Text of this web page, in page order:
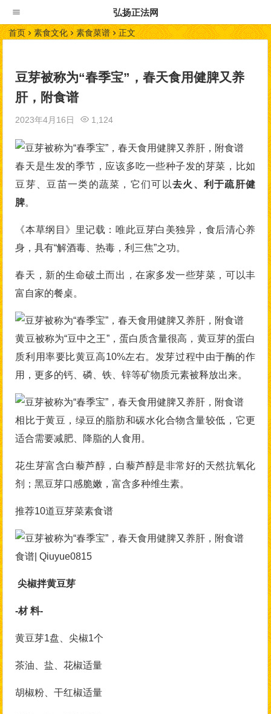
弘扬正法网
首页 素食文化 素食菜谱 正文
豆芽被称为“春季宝”，春天食用健脾又养
肝，附食谱
2023年4月16日 1,124
春天是生发的季节，应该多吃一些种子发的芽菜，比如
豆芽、豆苗一类的蔬菜，它们可以去火、利于疏肝健
脾。
《本草纲目》里记载：唯此豆芽白美独异，食后清心养
身，具有“解酒毒、热毒，利三焦”之功。
春天，新的生命破土而出，在家多发一些芽菜，可以丰
富自家的餐桌。
黄豆被称为“豆中之王”，蛋白质含量很高，黄豆芽的蛋白
质利用率要比黄豆高10%左右。发芽过程中由于酶的作
用，更多的钙、磷、铁、锌等矿物质元素被释放出来。
相比于黄豆，绿豆的脂肪和碳水化合物含量较低，它更
适合需要减肥、降脂的人食用。
花生芽富含白藜芦醇，白藜芦醇是非常好的天然抗氧化
剂；黑豆芽口感脆嫩，富含多种维生素。
推荐10道豆芽菜素食谱
食谱| Qiuyue0815
尖椒拌黄豆芽
-材 料-
黄豆芽1盘、尖椒1个
茶油、盐、花椒适量
胡椒粉、干红椒适量